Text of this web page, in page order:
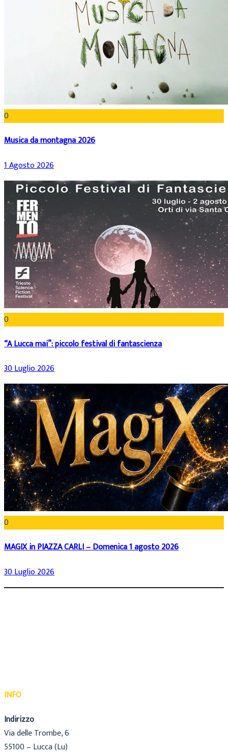
0
Musica da montagna 2026
1 Agosto 2026
0
“A Lucca mai”: piccolo festival di fantascienza
30 Luglio 2026
0
MAGIX in PIAZZA CARLI – Domenica 1 agosto 2026
30 Luglio 2026
INFO
Indirizzo
Via delle Trombe, 6
55100 – Lucca (Lu)